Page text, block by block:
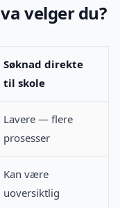
velger du?
Søknad direkte
til skole
Lavere — flere
prosesser
Kan være
uoversiktlig